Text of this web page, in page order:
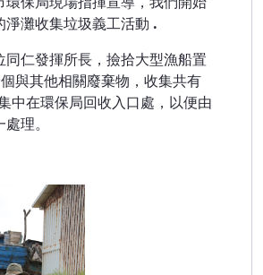
淨灘收集垃圾義工活動 .
同仁發揮所長，撿拾大型漁船置
與其他相關廢棄物，收集共有
中在環保局回收入口處，以便由
理。